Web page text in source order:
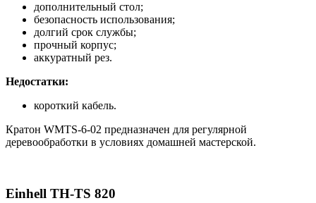
дополнительный стол;
безопасность использования;
долгий срок службы;
прочный корпус;
аккуратный рез.
Недостатки:
короткий кабель.
Кратон WMTS-6-02 предназначен для регулярной
деревообработки в условиях домашней мастерской.
Einhell TH-TS 820